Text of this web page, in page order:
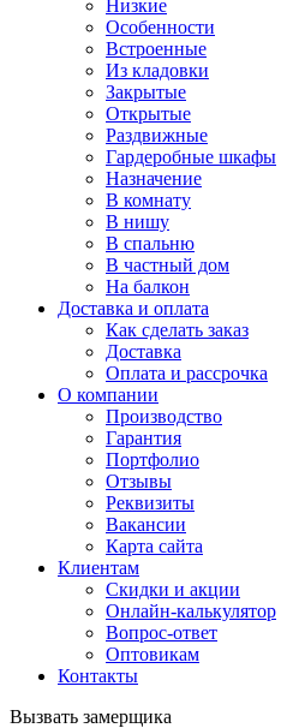
Низкие
Особенности
Встроенные
Из кладовки
Закрытые
Открытые
Раздвижные
Гардеробные шкафы
Назначение
В комнату
В нишу
В спальню
В частный дом
На балкон
Доставка и оплата
Как сделать заказ
Доставка
Оплата и рассрочка
О компании
Производство
Гарантия
Портфолио
Отзывы
Реквизиты
Вакансии
Карта сайта
Клиентам
Скидки и акции
Онлайн-калькулятор
Вопрос-ответ
Оптовикам
Контакты
Вызвать замерщика